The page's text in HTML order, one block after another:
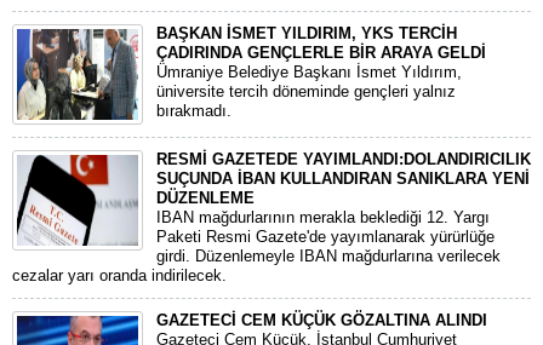
BAŞKAN İSMET YILDIRIM, YKS TERCİH
ÇADIRINDA GENÇLERLE BİR ARAYA GELDİ
Ümraniye Belediye Başkanı İsmet Yıldırım,
üniversite tercih döneminde gençleri yalnız
bırakmadı.
RESMİ GAZETEDE YAYIMLANDI:DOLANDIRICILIK
SUÇUNDA İBAN KULLANDIRAN SANIKLARA YENİ
DÜZENLEME
IBAN mağdurlarının merakla beklediği 12. Yargı
Paketi Resmi Gazete'de yayımlanarak yürürlüğe
girdi. Düzenlemeyle IBAN mağdurlarına verilecek
cezalar yarı oranda indirilecek.
GAZETECİ CEM KÜÇÜK GÖZALTINA ALINDI
​Gazeteci Cem Küçük, İstanbul Cumhuriyet